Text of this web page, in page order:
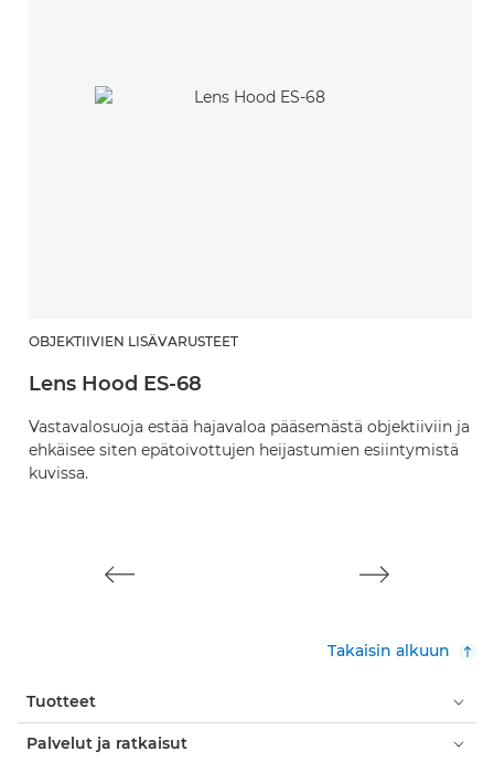
OBJEKTIIVIEN LISÄVARUSTEET
Lens Hood ES-68
Vastavalosuoja estää hajavaloa pääsemästä objektiiviin ja
ehkäisee siten epätoivottujen heijastumien esiintymistä
kuvissa.
Takaisin alkuun
Tuotteet
Palvelut ja ratkaisut